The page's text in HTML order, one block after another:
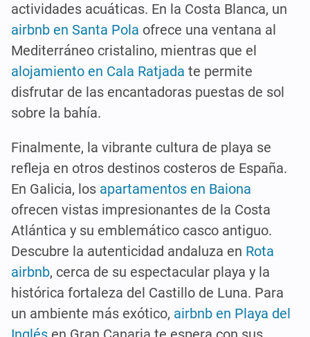
actividades acuáticas. En la Costa Blanca, un
airbnb en Santa Pola ofrece una ventana al
Mediterráneo cristalino, mientras que el
alojamiento en Cala Ratjada te permite
disfrutar de las encantadoras puestas de sol
sobre la bahía.
Finalmente, la vibrante cultura de playa se
refleja en otros destinos costeros de España.
En Galicia, los apartamentos en Baiona
ofrecen vistas impresionantes de la Costa
Atlántica y su emblemático casco antiguo.
Descubre la autenticidad andaluza en Rota
airbnb, cerca de su espectacular playa y la
histórica fortaleza del Castillo de Luna. Para
un ambiente más exótico, airbnb en Playa del